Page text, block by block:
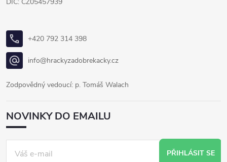
+420 792 314 398
info@hrackyzadobrekacky.cz
Zodpovědný vedoucí: p. Tomáš Walach
NOVINKY DO EMAILU
PŘIHLÁSIT SE